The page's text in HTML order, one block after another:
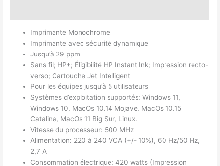
Imprimante Monochrome
Imprimante avec sécurité dynamique
Jusqu’à 29 ppm
Sans fil; HP+; Éligibilité HP Instant Ink; Impression recto-
verso; Cartouche Jet Intelligent
Pour les équipes jusqu’à 5 utilisateurs
Systèmes d’exploitation supportés: Windows 11,
Windows 10, MacOs 10.14 Mojave, MacOs 10.15
Catalina, MacOs 11 Big Sur, Linux.
Vitesse du processeur: 500 MHz
Alimentation: 220 à 240 VCA (+/- 10%), 60 Hz/50 Hz,
2,7 A
Consommation électrique: 420 watts (Impression